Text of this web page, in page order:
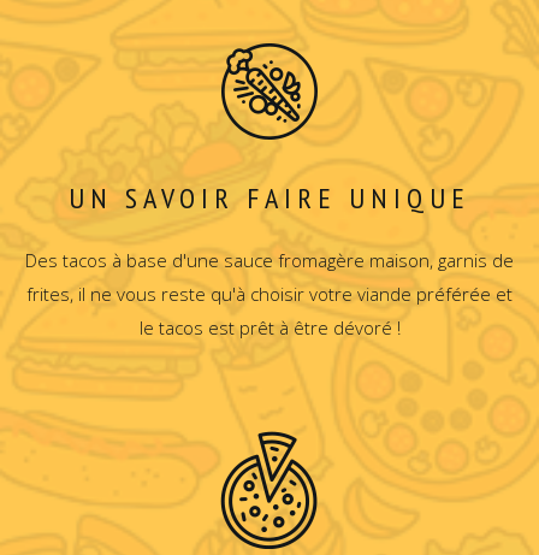
UN SAVOIR FAIRE UNIQUE
Des tacos à base d'une sauce fromagère maison, garnis de
frites, il ne vous reste qu'à choisir votre viande préférée et
le tacos est prêt à être dévoré !